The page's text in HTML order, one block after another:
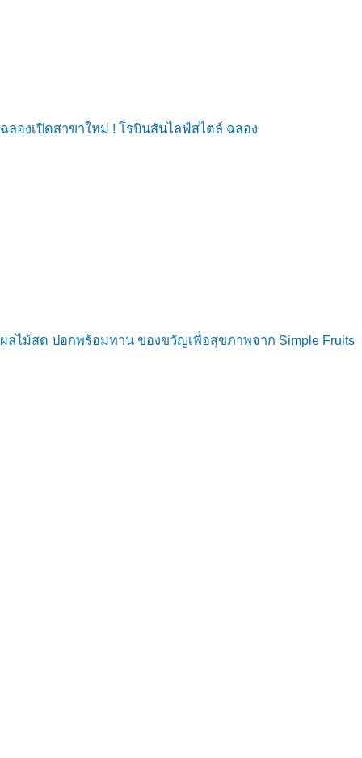
ฉลองเปิดสาขาใหม่ ! โรบินสันไลฟ์สไตล์ ฉลอง
ผลไม้สด ปอกพร้อมทาน ของขวัญเพื่อสุขภาพจาก Simple Fruits